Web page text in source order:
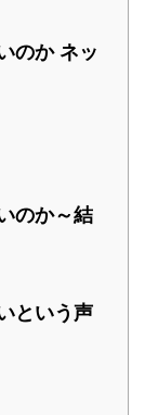
のか ネッ
のか～結
という声